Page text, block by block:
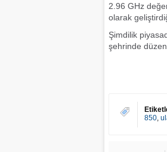
2.96 GHz
olarak
Şimdilik
şehrinde
850,